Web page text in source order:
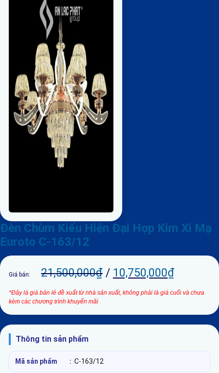
Đèn Chùm Kiểu Hiện Đại Hợp Kim Xi Mạ
Euroto C-163/12
Giá bán: 21,500,000₫ / 10,750,000₫
*Đây là giá bán lẻ đề xuất từ nhà sản xuất, không phải là giá cuối và chưa
kèm các chương trình khuyến mãi
Thông tin sản phẩm
Mã sản phẩm : C-163/12